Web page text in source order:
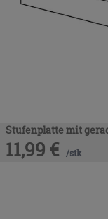
Stufenplatte mit
11,99 € /stk